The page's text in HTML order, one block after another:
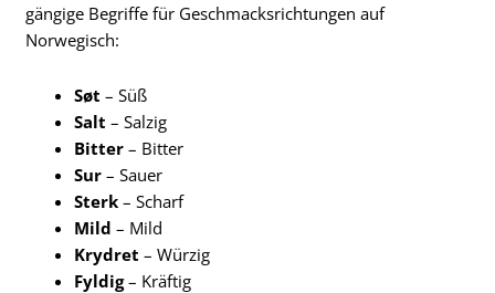
gängige Begriffe für Geschmacksrichtungen auf
Norwegisch:
Søt – Süß
Salt – Salzig
Bitter – Bitter
Sur – Sauer
Sterk – Scharf
Mild – Mild
Krydret – Würzig
Fyldig– Kräftig